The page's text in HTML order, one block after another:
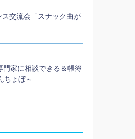
ス交流会「スナック曲が
家に相談できる＆帳簿
ちょぼ～